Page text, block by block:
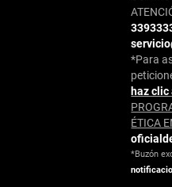
*Para
haz clic
ÉTICA
*Buzón